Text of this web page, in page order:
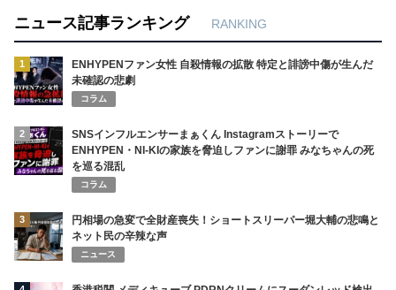
ニュース記事ランキング RANKING
1
ENHYPENファン女性 自殺情報の拡散 特定と誹謗中傷が生んだ
未確認の悲劇
コラム
2
SNSインフルエンサーまぁくん Instagramストーリーで
ENHYPEN・NI-KIの家族を脅迫しファンに謝罪 みなちゃんの死
を巡る混乱
コラム
3
円相場の急変で全財産喪失！ショートスリーパー堀大輔の悲鳴と
ネット民の辛辣な声
ニュース